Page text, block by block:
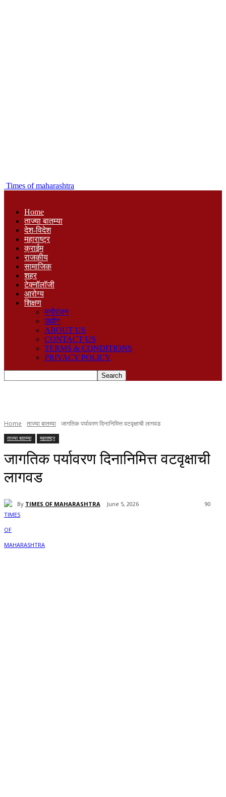
Times of maharashtra
Home
ताज्या बातम्या
देश-विदेश
महाराष्ट्र
क्राईम
राजकीय
सामाजिक
शहर
टेक्नॉलॉजी
आरोग्य
शिक्षण
मनोरंजन
उद्योग
ABOUT US
CONTACT US
TERMS & CONDITIONS
PRIVACY POLICY
Home ताज्या बातम्या जागतिक पर्यावरण दिनानिमित्त वटवृक्षाची लागवड
ताज्या बातम्या महाराष्ट्र
जागतिक पर्यावरण दिनानिमित्त वटवृक्षाची
लागवड
By TIMES OF MAHARASHTRA June 5, 2026 90